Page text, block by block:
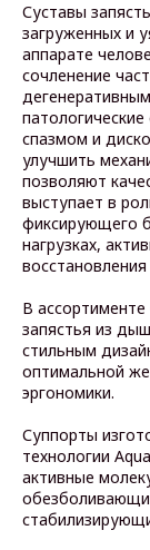
Суставы
загруженных и
аппарате
сочленение
спазмом и
улучшить
позволяют
выступает в
фиксирующего
нагрузках,
В
запястья из
стильным
оптимальной
эргономики.
Суппорты
технологии
активные